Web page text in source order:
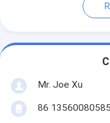
Mr. Joe Xu
86 13560080585